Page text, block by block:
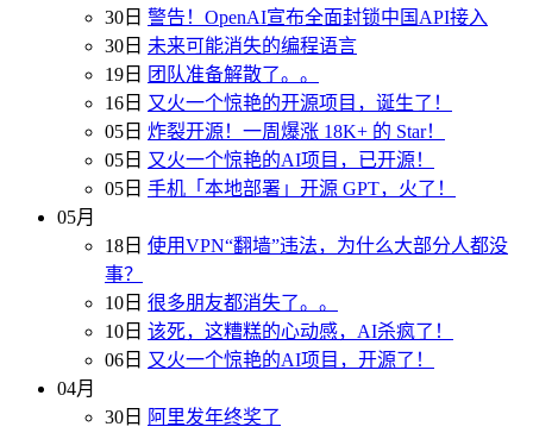
30日 警告！OpenAI宣布全面封锁中国API接入
30日 未来可能消失的编程语言
19日
团队准备解散了。。
16日 又火一个惊艳的开源项目，诞生了！
05日 炸裂开源！一周爆涨 18K+ 的 Star！
05日 又火一个惊艳的AI项目，已开源！
05日 手机「本地部署」开源 GPT，火了！
05月
18日 使用VPN“翻墙”违法，为什么大部分人都没
事？
10日 很多朋友都消失了。。
10日 该死，这糟糕的心动感，AI杀疯了！
06日 又火一个惊艳的AI项目，开源了！
04月
30日
阿里发年终奖了